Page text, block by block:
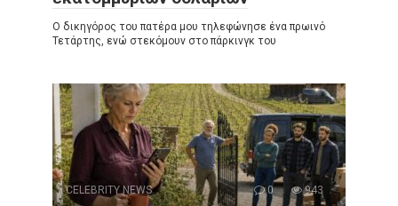
Ο δικηγόρος του πατέρα μου τηλεφώνησε ένα πρωινό
Τετάρτης, ενώ στεκόμουν στο πάρκινγκ του
CELEBRITY NEWS 0 943